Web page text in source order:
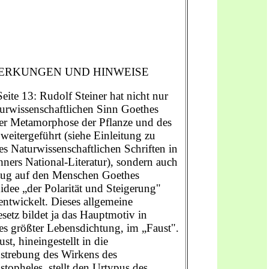
UND HINWEISE
13: Rudolf Steiner hat nicht nur
Sinn Goethes
Metamorphose der Pflanze und des
(siehe Einleitung zu
Naturwissenschaftlichen Schriften in
National-Literatur), sondern auch
auf den Menschen Goethes
„der Polarität und Steigerung"
Dieses allgemeine
bildet ja das Hauptmotiv in
größter Lebensdichtung, im „Faust".
hineingestellt in die
des Wirkens des